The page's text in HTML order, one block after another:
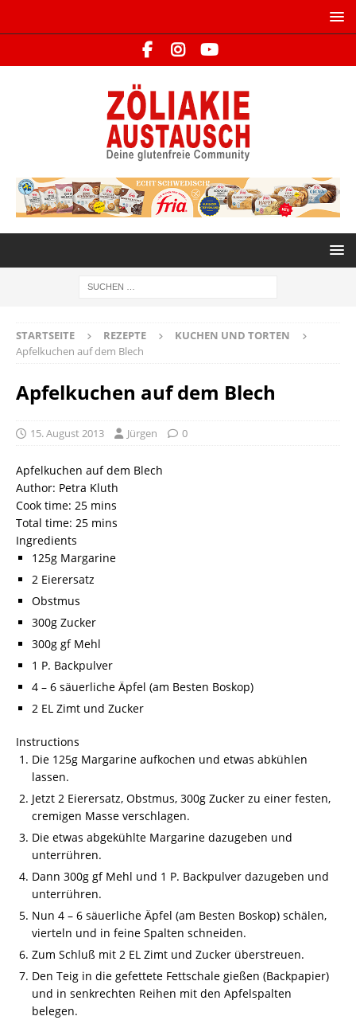
STARTSEITE REZEPTE
KUCHEN UND TORTEN
Apfelkuchen auf dem Blech
Apfelkuchen auf dem Blech
15. August 2013 Jürgen 0
Apfelkuchen auf dem Blech
Author: Petra Kluth
Cook time: 25 mins
Total time: 25 mins
Ingredients
125g Margarine
2 Eierersatz
Obstmus
300g Zucker
300g gf Mehl
1 P. Backpulver
4 – 6 säuerliche Äpfel (am Besten Boskop)
2 EL Zimt und Zucker
Instructions
Die 125g Margarine aufkochen und etwas abkühlen
lassen.
Jetzt 2 Eierersatz, Obstmus, 300g Zucker zu einer festen,
cremigen Masse verschlagen.
Die etwas abgekühlte Margarine dazugeben und
unterrühren.
Dann 300g gf Mehl und 1 P. Backpulver dazugeben und
unterrühren.
Nun 4 – 6 säuerliche Äpfel (am Besten Boskop) schälen,
vierteln und in feine Spalten schneiden.
Zum Schluß mit 2 EL Zimt und Zucker überstreuen.
Den Teig in die gefettete Fettschale gießen (Backpapier)
und in senkrechten Reihen mit den Apfelspalten
belegen.